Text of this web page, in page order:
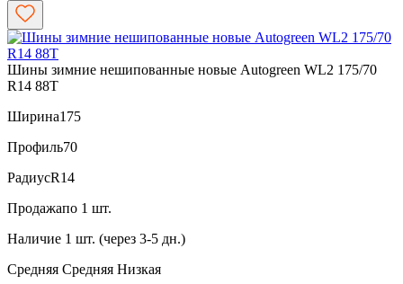
Шины зимние нешипованные новые Autogreen WL2 175/70
R14 88T
Ширина175
Профиль70
РадиусR14
Продажапо 1 шт.
Наличие 1 шт. (через 3-5 дн.)
Средняя Средняя Низкая